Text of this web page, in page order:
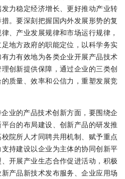
力稳定经济增长、更好推动产业转
。要深刻把握国内外发展形势的复
、产业发展规律和市场运行规律，
地方政府的职能定位，以科学务实
力有效地为各类企业开展产品技术
创新提供保障，通过企业的三类创
质量、效率和公信力，重塑发展竞
业的产品技术创新方面，要围绕企
台的布局建设、创新产品的研发推
院所人才同聘共用机制、赋予重点
持建设以企业为主体的协同创新平
开展产业生态合作促进活动，积极
产品新技术发布服务、企业应用场